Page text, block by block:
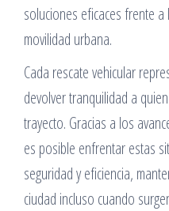
soluciones eficaces frente
movilidad urbana.
Cada rescate vehicular
devolver tranquilidad a
trayecto. Gracias a los
es posible enfrentar estas
seguridad y eficiencia,
ciudad incluso cuando